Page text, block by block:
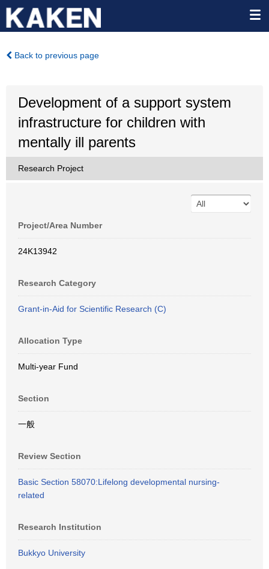
Back to previous page
Development of a support system
infrastructure for children with
mentally ill parents
Research Project
Project/Area Number
24K13942
Research Category
Grant-in-Aid for Scientific Research (C)
Allocation Type
Multi-year Fund
Section
一般
Review Section
Basic Section 58070:Lifelong developmental nursing-
related
Research Institution
Bukkyo University